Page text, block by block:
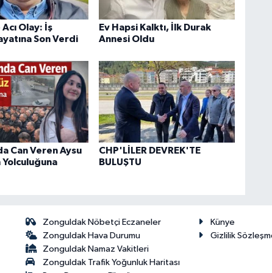
Olay: İş
Son Verdi
Ev Hapsi Kalktı, İlk Durak
Annesi Oldu
Can Veren Aysu
Yolculuğuna
CHP'LİLER DEVREK'TE
BULUŞTU
Zonguldak Nöbetçi Eczaneler
Zonguldak Hava Durumu
Zonguldak Namaz Vakitleri
Zonguldak Trafik Yoğunluk Haritası
Künye
Gizlilik